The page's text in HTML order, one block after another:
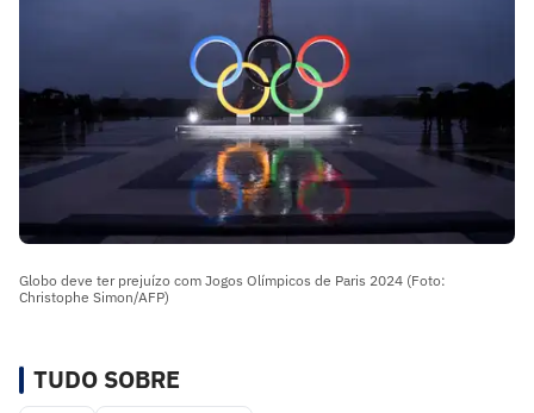
Globo deve ter prejuízo com Jogos Olímpicos de Paris 2024 (Foto:
Christophe Simon/AFP)
TUDO SOBRE